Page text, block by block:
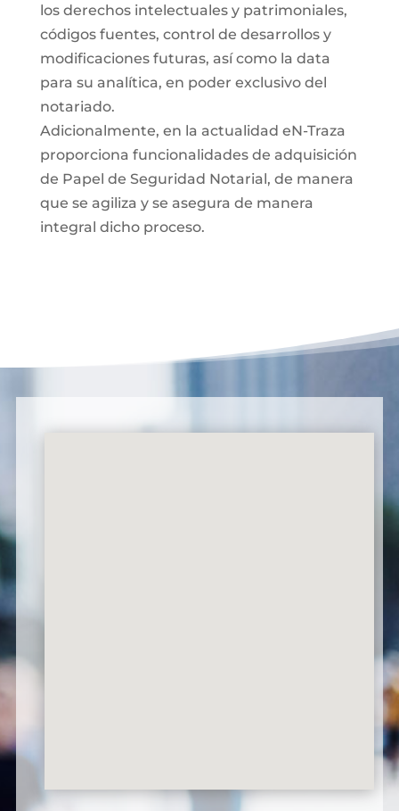
los derechos intelectuales y patrimoniales,
códigos fuentes, control de desarrollos y
modificaciones futuras, así como la data
para su analítica, en poder exclusivo del
notariado.
Adicionalmente, en la actualidad eN-Traza
proporciona funcionalidades de adquisición
de Papel de Seguridad Notarial, de manera
que se agiliza y se asegura de manera
integral dicho proceso.